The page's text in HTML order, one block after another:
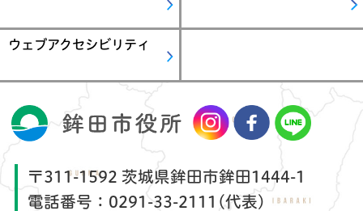
ウェブアクセシビリティ
〒311-1592 茨城県鉾田市鉾田1444-1
電話番号： 0291-33-2111(代表)